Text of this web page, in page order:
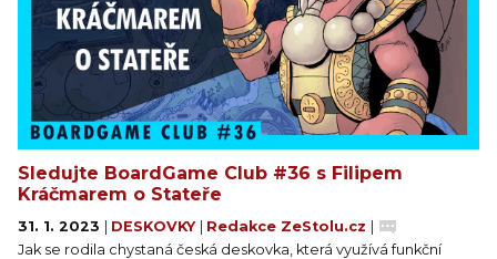
Sledujte BoardGame Club #36 s Filipem
Kráčmarem o Stateře
31. 1. 2023 DESKOVKY Redakce ZeStolu.cz
Jak se rodila chystaná česká deskovka, která využívá funkční